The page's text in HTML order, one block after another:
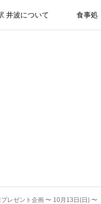
井波について 食事処
レゼント企画 〜 10月13日(日) 〜